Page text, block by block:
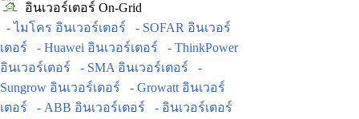
อินเวอร์เตอร์ On-Grid
- ไมโคร อินเวอร์เตอร์
- SOFAR อินเวอร์
เตอร์
- Huawei อินเวอร์เตอร์
- ThinkPower
อินเวอร์เตอร์
- SMA อินเวอร์เตอร์
-
Sungrow อินเวอร์เตอร์
- Growatt อินเวอร์
เตอร์
- ABB อินเวอร์เตอร์
- อินเวอร์เตอร์